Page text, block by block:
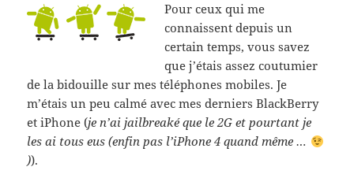
Pour ceux qui me
connaissent depuis un
certain temps, vous savez
que j’étais assez coutumier
de la bidouille sur mes téléphones mobiles. Je
m’étais un peu calmé avec mes derniers BlackBerry
et iPhone (je n’ai jailbreaké que le 2G et pourtant je
les ai tous eus (enfin pas l’iPhone 4 quand même …
)).